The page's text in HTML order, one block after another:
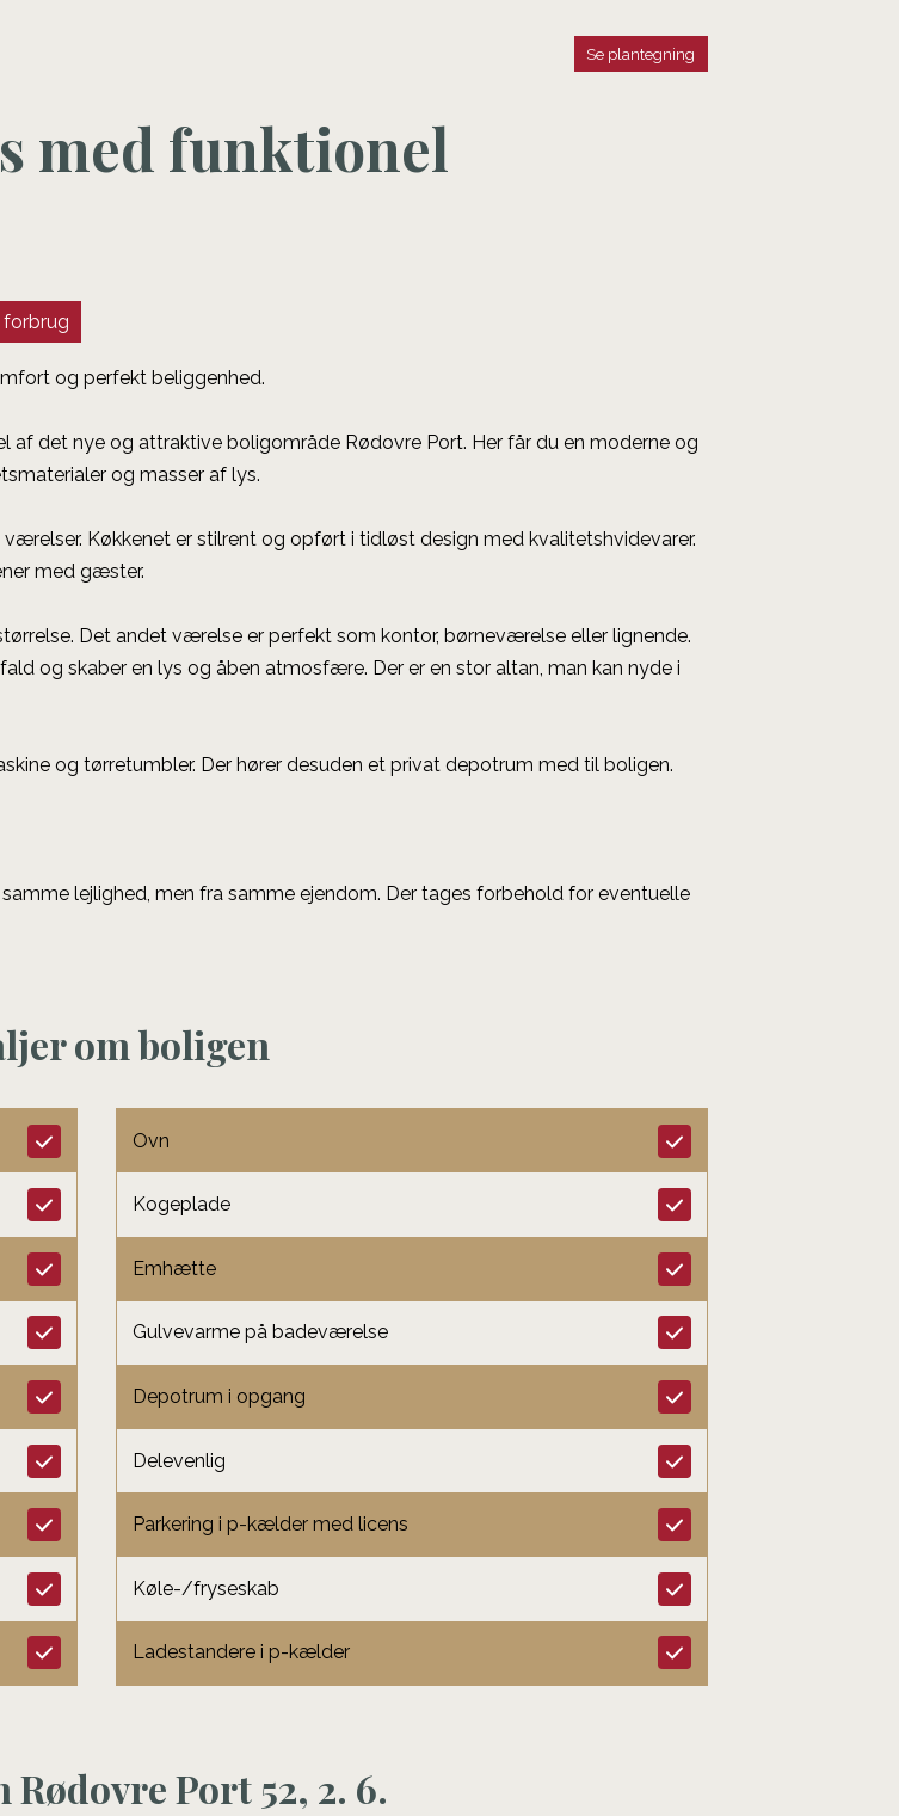
Se plantegning
med funktionel
forbrug
og perfekt beliggenhed.
af det nye og attraktive boligområde Rødovre Port. Her får du en moderne og
og masser af lys.
Køkkenet er stilrent og opført i tidløst design med kvalitetshvidevarer.
med gæster.
Det andet værelse er perfekt som kontor, børneværelse eller lignende.
og skaber en lys og åben atmosfære. Der er en stor altan, man kan nyde i
og tørretumbler. Der hører desuden et privat depotrum med til boligen.
lejlighed, men fra samme ejendom. Der tages forbehold for eventuelle
om boligen
Ovn
Kogeplade
Emhætte
Gulvevarme på badeværelse
Depotrum i opgang
Delevenlig
Parkering i p-kælder med licens
Køle-/fryseskab
Ladestandere i p-kælder
Port 52, 2. 6.